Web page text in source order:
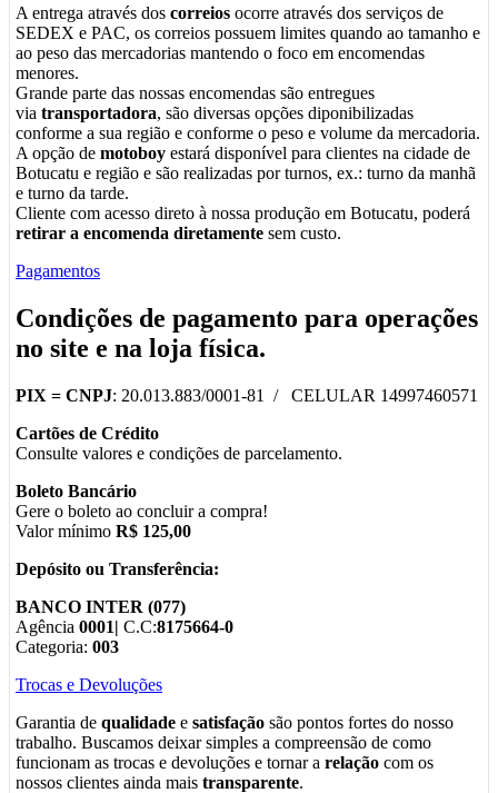
A entrega através dos correios ocorre através dos serviços de
SEDEX e PAC, os correios possuem limites quando ao tamanho e
ao peso das mercadorias mantendo o foco em encomendas
menores.
Grande parte das nossas encomendas são entregues
via transportadora, são diversas opções diponibilizadas
conforme a sua região e conforme o peso e volume da mercadoria.
A opção de motoboy estará disponível para clientes na cidade de
Botucatu e região e são realizadas por turnos, ex.: turno da manhã
e turno da tarde.
Cliente com acesso direto à nossa produção em Botucatu, poderá
retirar a encomenda diretamente sem custo.
Pagamentos
Condições de pagamento para operações
no site e na loja física.
PIX = CNPJ: 20.013.883/0001-81 / CELULAR 14997460571
Cartões de Crédito
Consulte valores e condições de parcelamento.
Boleto Bancário
Gere o boleto ao concluir a compra!
Valor mínimo R$ 125,00
Depósito ou Transferência:
BANCO INTER (077)
Agência 0001| C.C:8175664-0
Categoria: 003
Trocas e Devoluções
Garantia de qualidade e satisfação são pontos fortes do nosso
trabalho. Buscamos deixar simples a compreensão de como
funcionam as trocas e devoluções e tornar a relação com os
nossos clientes ainda mais transparente.